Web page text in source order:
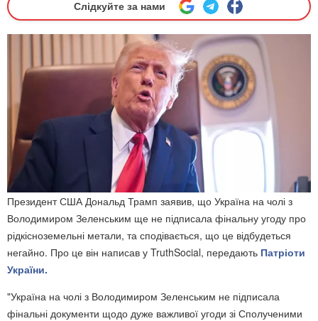
Слідкуйте за нами
Президент США Дональд Трамп заявив, що Україна на чолі з
Володимиром Зеленським ще не підписала фінальну угоду про
рідкісноземельні метали, та сподівається, що це відбудеться
негайно. Про це він написав у TruthSocial, передають Патріоти
України.
"Україна на чолі з Володимиром Зеленським не підписала
фінальні документи щодо дуже важливої угоди зі Сполученими